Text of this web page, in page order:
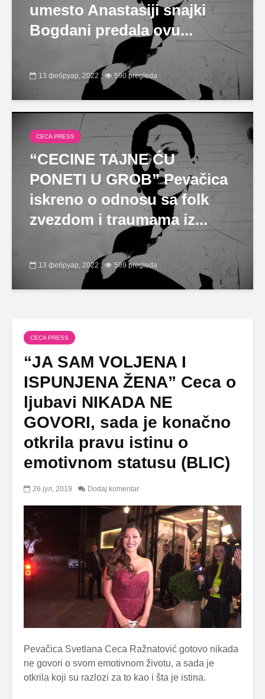
umesto Anastasiji snajki
Bogdani predala ovu...
13 фебруар, 2022 590 pregleda
CECA PRESS
“CECINE TAJNE ĆU
PONETI U GROB” Pevačica
iskreno o odnosu sa folk
zvezdom i traumama iz...
13 фебруар, 2022 589 pregleda
CECA PRESS
“JA SAM VOLJENA I
ISPUNJENA ŽENA” Ceca o
ljubavi NIKADA NE
GOVORI, sada je konačno
otkrila pravu istinu o
emotivnom statusu (BLIC)
26 јул, 2019 Dodaj komentar
Pevačica Svetlana Ceca Ražnatović gotovo nikada
ne govori o svom emotivnom životu, a sada je
otkrila koji su razlozi za to kao i šta je istina.